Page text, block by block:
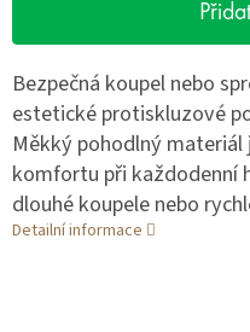
Bezpečná koupel nebo
estetické protiskluzové
Měkký pohodlný
komfortu při každodenní
dlouhé koupele nebo
Detailní informace